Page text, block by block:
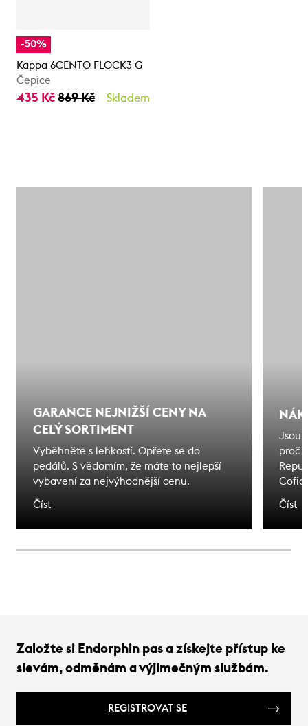
-50%
Kappa 6CENTO FLOCK3 G
Čepice
435 Kč 869 Kč Skladem
GARANCE NEJNIŽŠÍ CENY NA
CELÝ SORTIMENT
Vyběhněte s lehkostí. Opřete se do
pedálů. S vědomím, že máte to nejlepší
vybavení za nejvýhodnější cenu.
Číst
Jsou
proč
na
Číst
Založte si Endorphin pas a získejte přístup ke
slevám, odměnám a výjimečným službám.
REGISTROVAT SE